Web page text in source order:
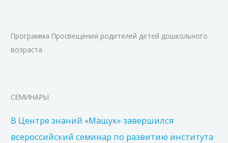
Программа Просвещения родителей детей дошкольного
возраста
СЕМИНАРЫ
В Центре знаний «Машук» завершился
всероссийский семинар по развитию института